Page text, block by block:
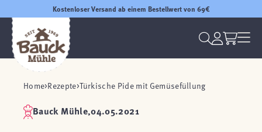
Kostenloser Versand ab einem Bestellwert von 69€
Home Rezepte Türkische Pide mit Gemüsefüllung
Bauck Mühle,04.05.2021